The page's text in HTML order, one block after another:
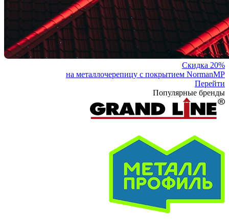
Скидка 20%
на металлочерепицу с покрытием NormanMP
Перейти
Популярные бренды